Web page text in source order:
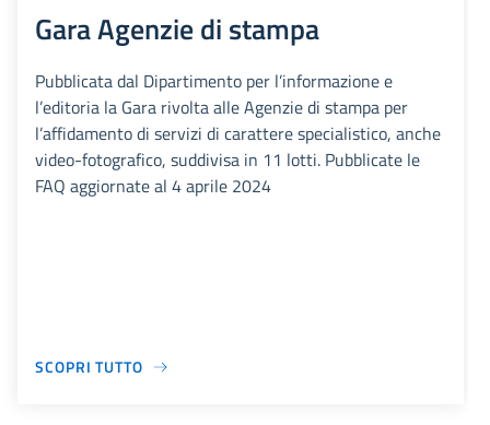
Gara Agenzie di stampa
Pubblicata dal Dipartimento per l’informazione e
l’editoria la Gara rivolta alle Agenzie di stampa per
l’affidamento di servizi di carattere specialistico, anche
video-fotografico, suddivisa in 11 lotti. Pubblicate le
FAQ aggiornate al 4 aprile 2024
SCOPRI TUTTO